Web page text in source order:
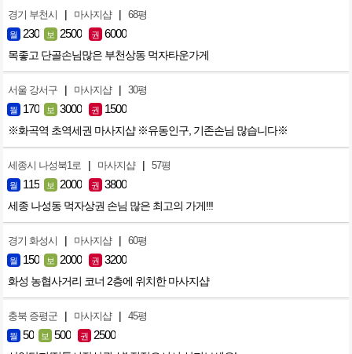
경기 부천시 | 마사지샵 | 68평
월 230 보 2500 권 6000
목좋고 단골손님많은 부천상동 먹자타운가게
서울 강서구 | 마사지샵 | 30평
월 170 보 3000 권 1500
※화곡역 초역세권 마사지샵 ※유동인구, 기존손님 많습니다※
세종시 나성북1로 | 마사지샵 | 57평
월 115 보 2000 권 3800
세종 나성동 먹자상권 손님 많은 최고의 가게!!!
경기 화성시 | 마사지샵 | 60평
월 150 보 2000 권 3200
화성 농협사거리 코너 2층에 위치한 마사지샵
충북 증평군 | 마사지샵 | 45평
월 50 보 500 권 2500